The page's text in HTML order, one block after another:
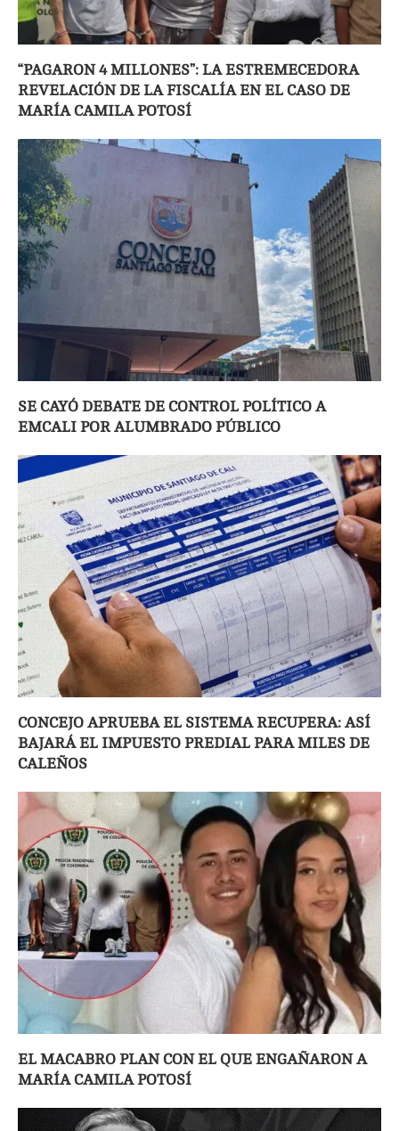
“PAGARON 4 MILLONES”: LA ESTREMECEDORA
REVELACIÓN DE LA FISCALÍA EN EL CASO DE
MARÍA CAMILA POTOSÍ
SE CAYÓ DEBATE DE CONTROL POLÍTICO A
EMCALI POR ALUMBRADO PÚBLICO
CONCEJO APRUEBA EL SISTEMA RECUPERA: ASÍ
BAJARÁ EL IMPUESTO PREDIAL PARA MILES DE
CALEÑOS
EL MACABRO PLAN CON EL QUE ENGAÑARON A
MARÍA CAMILA POTOSÍ